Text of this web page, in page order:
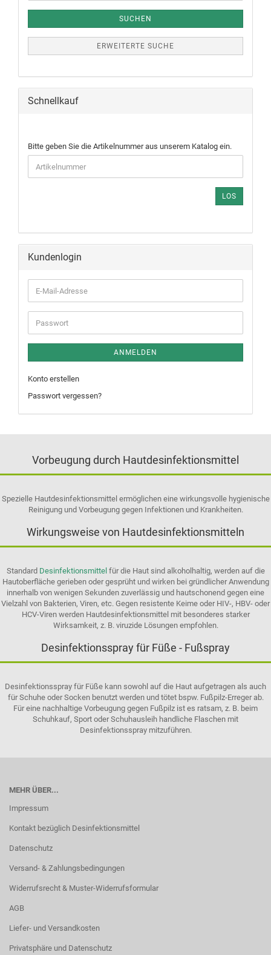
SUCHEN
ERWEITERTE SUCHE
Schnellkauf
Bitte geben Sie die Artikelnummer aus unserem Katalog ein.
LOS
Kundenlogin
ANMELDEN
Konto erstellen
Passwort vergessen?
Vorbeugung durch Hautdesinfektionsmittel
Spezielle Hautdesinfektionsmittel ermöglichen eine wirkungsvolle hygienische
Reinigung und Vorbeugung gegen Infektionen und Krankheiten.
Wirkungsweise von Hautdesinfektionsmitteln
Standard Desinfektionsmittel für die Haut sind alkoholhaltig, werden auf die
Hautoberfläche gerieben oder gesprüht und wirken bei gründlicher Anwendung
innerhalb von wenigen Sekunden zuverlässig und hautschonend gegen eine
Vielzahl von Bakterien, Viren, etc. Gegen resistente Keime oder HIV-, HBV- oder
HCV-Viren werden Hautdesinfektionsmittel mit besonderes starker
Wirksamkeit, z. B. viruzide Lösungen empfohlen.
Desinfektionsspray für Füße - Fußspray
Desinfektionsspray für Füße kann sowohl auf die Haut aufgetragen als auch
für Schuhe oder Socken benutzt werden und tötet bspw. Fußpilz-Erreger ab.
Für eine nachhaltige Vorbeugung gegen Fußpilz ist es ratsam, z. B. beim
Schuhkauf, Sport oder Schuhausleih handliche Flaschen mit
Desinfektionsspray mitzuführen.
MEHR ÜBER...
Impressum
Kontakt bezüglich Desinfektionsmittel
Datenschutz
Versand- & Zahlungsbedingungen
Widerrufsrecht & Muster-Widerrufsformular
AGB
Liefer- und Versandkosten
Privatsphäre und Datenschutz